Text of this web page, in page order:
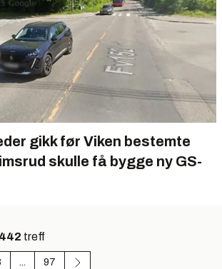
gikk før Viken bestemte
skulle få bygge ny GS-
treff
... 97